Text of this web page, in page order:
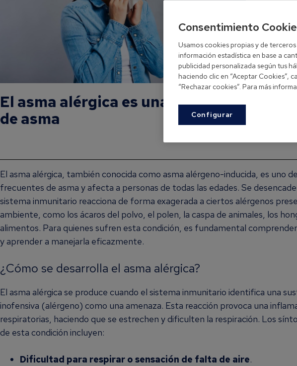
El asma alérgica es una de las formas
de asma
El asma alérgica, también conocida como asma alérgeno-inducida, es uno
frecuentes de asma y afecta a personas de todas las edades. Se
sistema inmunitario reacciona de forma exagerada a ciertos alérgenos
ambiente, como los ácaros del polvo, el polen, la caspa de animales, los
alimentos. Para quienes sufren esta condición, es fundamental
y aprender a manejarla eficazmente.
¿Cómo se desarrolla el asma alérgica?
El asma alérgica se produce cuando el sistema inmunitario identifica una
inofensiva (alérgeno) como una amenaza. Esta reacción provoca una
respiratorias, haciendo que se estrechen y dificulten la respiración. Los
de esta condición incluyen:
Dificultad para respirar o sensación de falta de aire.
Consentimiento
Usamos cookies propias y de
información estadística en base a
publicidad personalizada según tus
haciendo clic en “Aceptar Cookies”,
“Rechazar cookies”. Para más
Configurar